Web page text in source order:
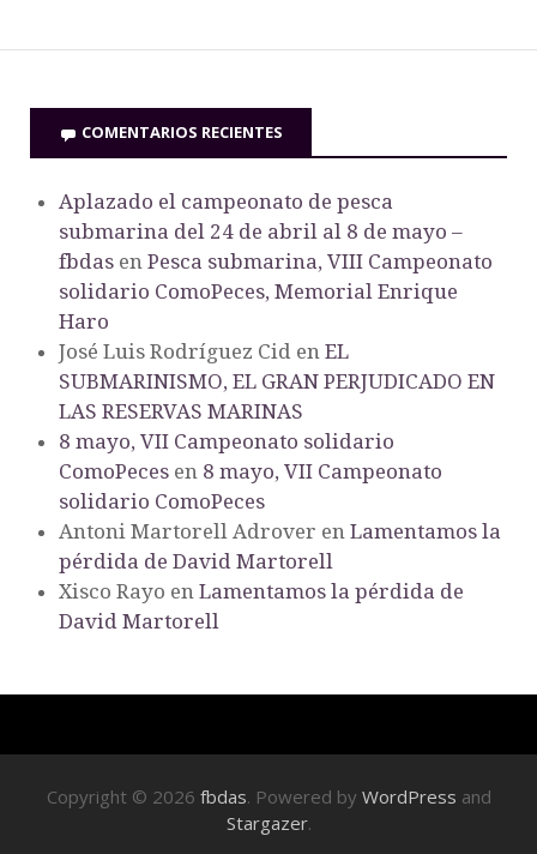
COMENTARIOS RECIENTES
Aplazado el campeonato de pesca
submarina del 24 de abril al 8 de mayo –
fbdas en Pesca submarina, VIII Campeonato
solidario ComoPeces, Memorial Enrique
Haro
José Luis Rodríguez Cid en EL
SUBMARINISMO, EL GRAN PERJUDICADO EN
LAS RESERVAS MARINAS
8 mayo, VII Campeonato solidario
ComoPeces en 8 mayo, VII Campeonato
solidario ComoPeces
Antoni Martorell Adrover en Lamentamos la
pérdida de David Martorell
Xisco Rayo en Lamentamos la pérdida de
David Martorell
Copyright © 2026 fbdas. Powered by WordPress and
Stargazer.